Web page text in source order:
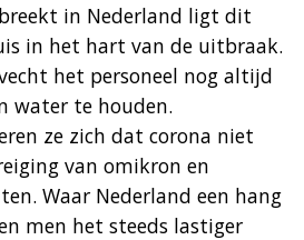
in Nederland ligt dit
in het hart van de uitbraak.
het personeel nog altijd
water te houden.
ze zich dat corona niet
van omikron en
Waar Nederland een hang
men het steeds lastiger